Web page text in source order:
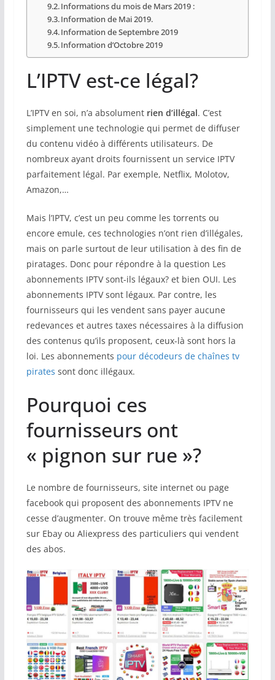
Informations du mois de Mars 2019 :
Information de Mai 2019.
Information de Septembre 2019
Information d’Octobre 2019
L’IPTV est-ce légal?
L’IPTV en soi, n’a absolumentrien d’illégal. C’est
simplement une technologie qui permet de diffuser
du contenu vidéo à différents utilisateurs. De
nombreux ayant droits fournissent un service IPTV
parfaitement légal. Par exemple, Netflix, Molotov,
Amazon,…
Mais l’IPTV, c’est un peu comme les torrents ou
encore emule, ces technologies n’ont rien d’illégales,
mais on parle surtout de leur utilisation à des fin de
piratages. Donc pour répondre à la question Les
abonnements IPTV sont-ils légaux? et bien OUI. Les
abonnements IPTV sont légaux. Par contre, les
fournisseurs qui les vendent sans payer aucune
redevances et autres taxes nécessaires à la diffusion
des contenus qu’ils proposent, ceux-là sont hors la
loi. Les abonnements pour décodeurs de chaînes tv
pirates sont donc illégaux.
Pourquoi ces
fournisseurs ont
« pignon sur rue »?
Le nombre de fournisseurs, site internet ou page
facebook qui proposent des abonnements IPTV ne
cesse d’augmenter. On trouve même très facilement
sur Ebay ou Aliexpress des particuliers qui vendent
des abos.